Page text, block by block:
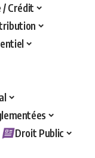
/ Crédit
Droit Public